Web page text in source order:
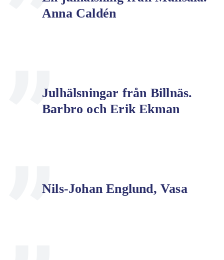
Anna Caldén
Julhälsningar från Billnäs.
Barbro och Erik Ekman
Nils-Johan Englund, Vasa